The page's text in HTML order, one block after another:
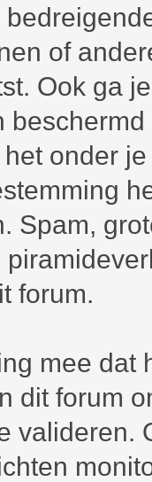
of
Ook ga
onder
Spam,
forum.
mee dat
dit forum
valideren.